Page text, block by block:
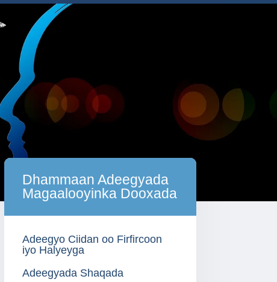
Dhammaan Adeegyada
Magaalooyinka Dooxada
Adeegyo Ciidan oo Firfircoon
iyo Halyeyga
Adeegyada Shaqada